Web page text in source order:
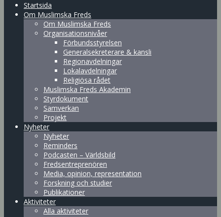
Startsida
Om Muslimska Freds
Om Muslimska Freds
Organisationsnivåer
Förbundsstyrelsen
Generalsekreterare & kansli
Regionavdelningar
Lokalavdelningar
Religiösa rådet
Muslimska Freds Akademin
Styrdokument
Samverkan
Projekt
Nyheter
Nyheter
Reminders
Podcasten – Världsbild
Fredsentreprenören
Media, opinion, representation
Forskning och studier
Publikationer
Aktiviteter
Alla aktiviteter